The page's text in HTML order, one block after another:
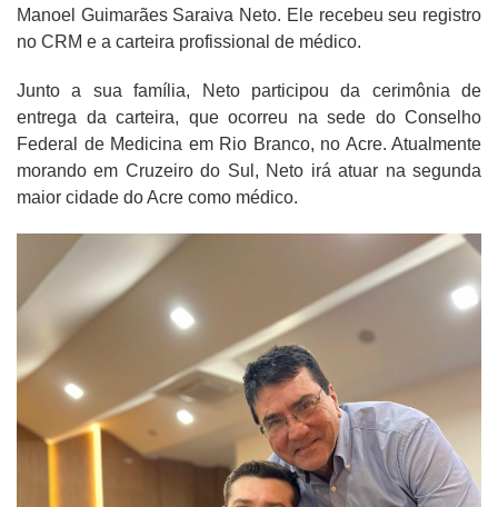
Manoel Guimarães Saraiva Neto. Ele recebeu seu registro
no CRM e a carteira profissional de médico.
Junto a sua família, Neto participou da cerimônia de
entrega da carteira, que ocorreu na sede do Conselho
Federal de Medicina em Rio Branco, no Acre. Atualmente
morando em Cruzeiro do Sul, Neto irá atuar na segunda
maior cidade do Acre como médico.